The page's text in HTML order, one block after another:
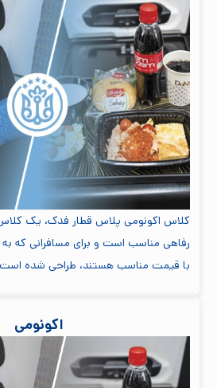
کلاس اکونومی پلاس قطار فدک، یک
رفاهی مناسب است و برای مسافرانی که
با قیمت مناسب هستند، طراحی شده
اکونومی